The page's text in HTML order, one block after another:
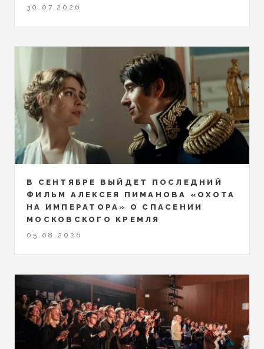
30.07.2026
В СЕНТЯБРЕ ВЫЙДЕТ ПОСЛЕДНИЙ
ФИЛЬМ АЛЕКСЕЯ ПИМАНОВА «ОХОТА
НА ИМПЕРАТОРА» О СПАСЕНИИ
МОСКОВСКОГО КРЕМЛЯ
05.08.2026